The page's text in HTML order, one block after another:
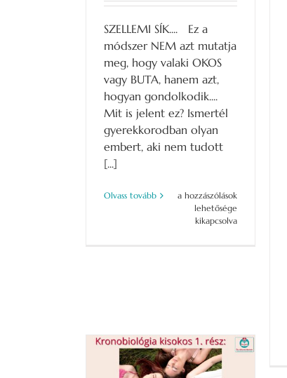
SZELLEMI SÍK.... Ez a
módszer NEM azt mutatja
meg, hogy valaki OKOS
vagy BUTA, hanem azt,
hogyan gondolkodik....
Mit is jelent ez? Ismertél
gyerekkorodban olyan
embert, aki nem tudott
[...]
Olvass tovább
Okos,
vagy
a hozzászólások
lehetősége
kikapcsolva